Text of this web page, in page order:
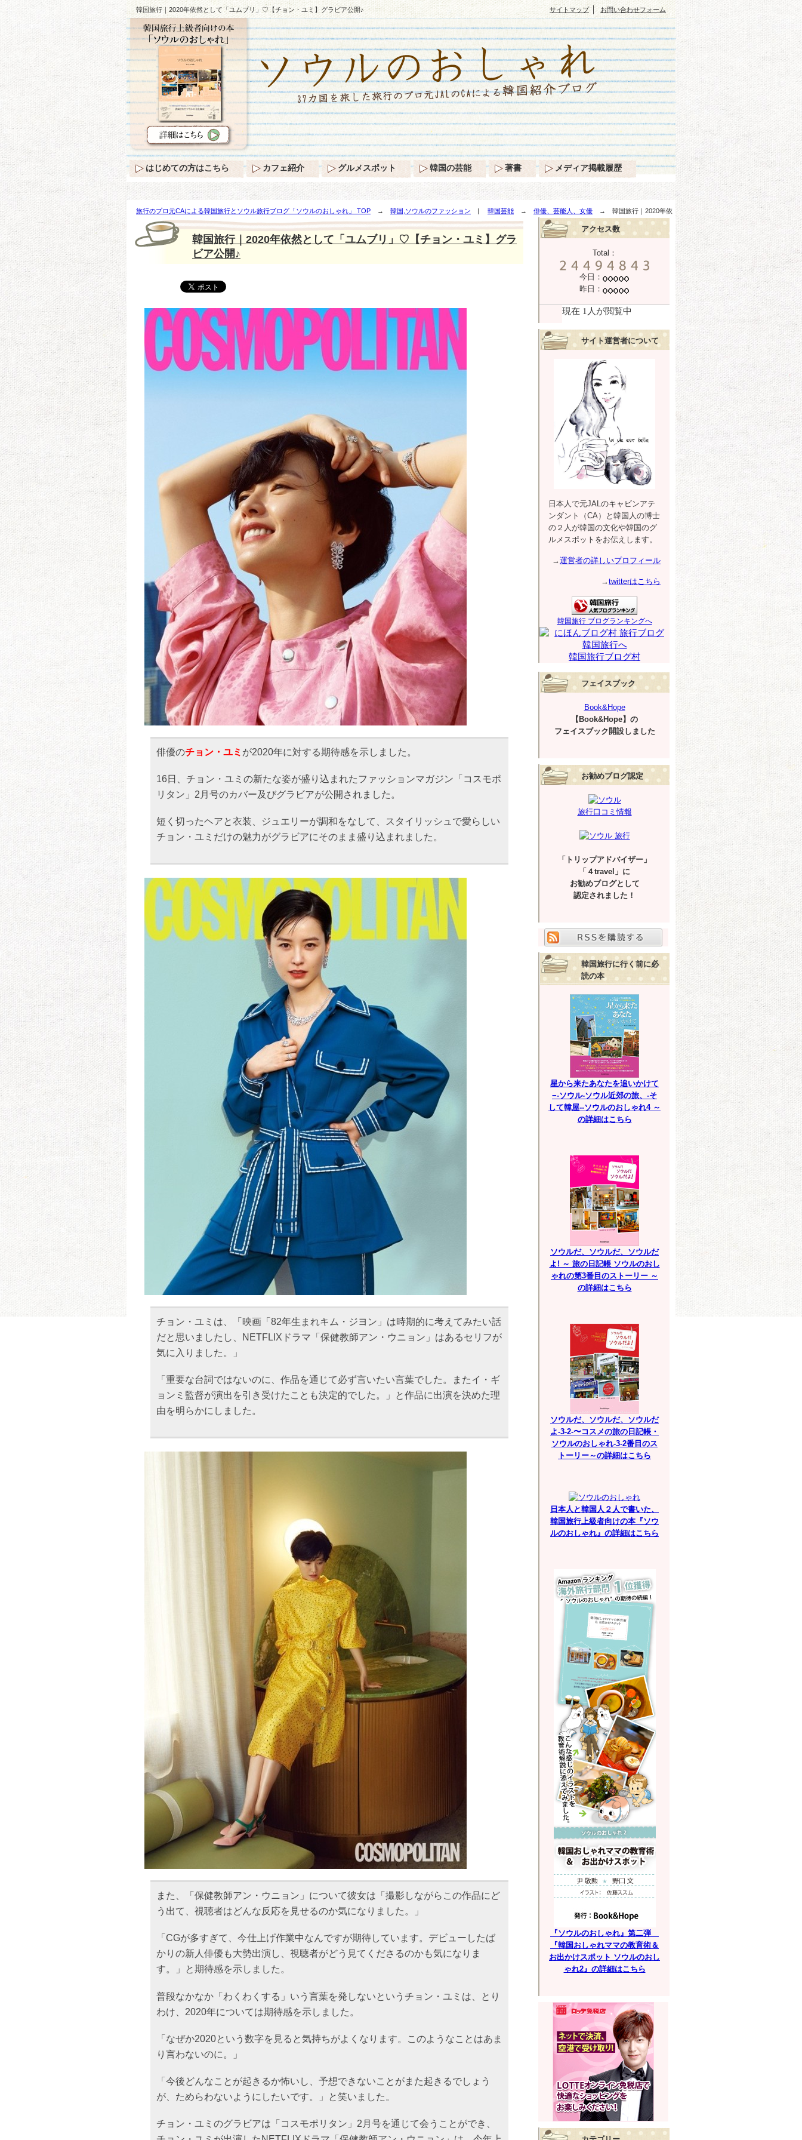
韓国旅行｜2020年依然として「ユムブリ」♡【チョン・ユミ】グラビア公開♪
旅行のプロ元CAによる韓国旅行とソウル旅行ブログ「ソウルのおしゃれ」 TOP → 韓国,ソウルのファッション | 韓国芸能 → 俳優、芸能人、女優 → 韓国旅行｜2020年依
然として「ユムブリ」♡【チョン・ユミ】グラビア公開♪
韓国旅行｜2020年依然として「ユムブリ」♡【チョン・ユミ】グラ
ビア公開♪
俳優のチョン・ユミ が2020年に対する期待感を示しました。
16日、チョン・ユミの新たな姿が盛り込まれたファッションマガジン「コスモポ
リタン」2月号のカバー及びグラビアが公開されました。
短く切ったヘアと衣装、ジュエリーが調和をなして、スタイリッシュで愛らしい
チョン・ユミだけの魅力がグラビアにそのまま盛り込まれました。
チョン・ユミは、「映画「82年生まれキム・ジヨン」は時期的に考えてみたい話
だと思いましたし、NETFLIXドラマ「保健教師アン・ウニョン」はあるセリフが
気に入りました。」
「重要な台詞ではないのに、作品を通じて必ず言いたい言葉でした。またイ・ギ
ョンミ監督が演出を引き受けたことも決定的でした。」と作品に出演を決めた理
由を明らかにしました。
また、「保健教師アン・ウニョン」について彼女は「撮影しながらこの作品にど
う出て、視聴者はどんな反応を見せるのか気になりました。」
「CGが多すぎて、今仕上げ作業中なんですが期待しています。デビューしたば
かりの新人俳優も大勢出演し、視聴者がどう見てくださるのかも気になりま
す。」と期待感を示しました。
普段なかなか「わくわくする」いう言葉を発しないというチョン・ユミは、とり
わけ、2020年については期待感を示しました。
「なぜか2020という数字を見ると気持ちがよくなります。このようなことはあま
り言わないのに。」
「今後どんなことが起きるか怖いし、予想できないことがまた起きるでしょう
が、ためらわないようにしたいです。」と笑いました。
チョン・ユミのグラビアは「コスモポリタン」2月号を通じて会うことができ、
アクセス数
Total：
今日：
昨日：
サイト運営者について
日本人で元JALのキャビンアテ
ンダント（CA）と韓国人の博士
の２人が韓国の文化や韓国のグ
ルメスポットをお伝えします。
→運営者の詳しいプロフィール
→twitterはこちら
韓国旅行 ブログランキングへ
韓国旅行ブログ村
フェイスブック
Book&Hope
【Book&Hope】の
フェイスブック開設しました
お勧めブログ認定
旅行口コミ情報
「トリップアドバイザー」
「４travel」に
お勧めブログとして
認定されました！
韓国旅行に行く前に必
読の本
星から来たあなたを追いかけて
−-ソウル-ソウル近郊の旅、-そ
して韓屋--ソウルのおしゃれ4 ～
の詳細はこちら
ソウルだ、ソウルだ、ソウルだ
よ! ～ 旅の日記帳 ソウルのおし
ゃれの第3番目のストーリー ～
の詳細はこちら
ソウルだ、ソウルだ、ソウルだ
よ-3-2-〜コスメの旅の日記帳・
ソウルのおしゃれ-3-2番目のス
トーリー～の詳細はこちら
日本人と韓国人２人で書いた、
韓国旅行上級者向けの本『ソウ
ルのおしゃれ』の詳細はこちら
『ソウルのおしゃれ』第二弾
『韓国おしゃれママの教育術＆
お出かけスポット ソウルのおし
ゃれ2』の詳細はこちら
サイトマップ｜ お問い合わせフォーム
はじめての方はこちら カフェ紹介 グルメスポット 韓国の芸能 著書 メディア掲載履歴